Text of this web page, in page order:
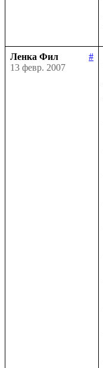
Ленка Фил
#
13 февр. 2007